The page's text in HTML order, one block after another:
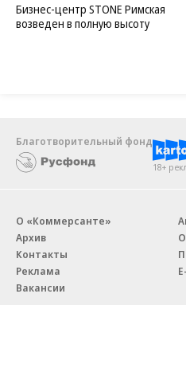
Бизнес-центр STONE Римская
возведен в полную высоту
Благотворительный фонд
18+
О «Коммерсанте»
Архив
Контакты
Реклама
Вакансии